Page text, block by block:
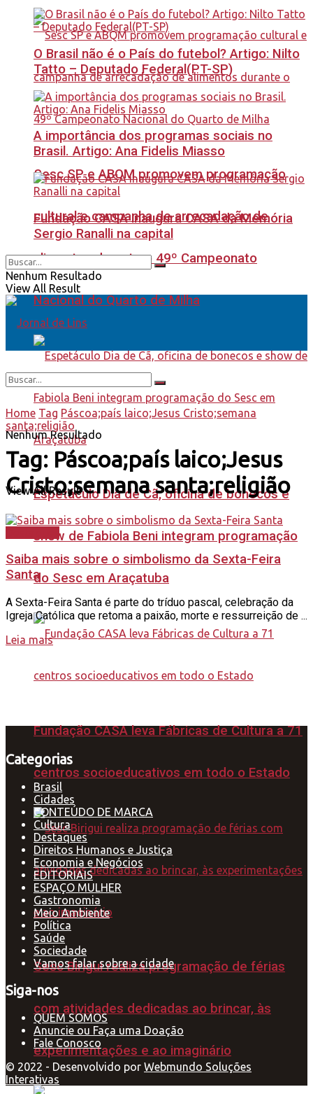
Sesc SP e ABQM promovem programação
cultural e campanha de arrecadação de
alimentos durante o 49º Campeonato
Nacional do Quarto de Milha
Espetáculo Dia de Cã, oficina de bonecos e
show de Fabiola Beni integram programação
do Sesc em Araçatuba
Fundação CASA leva Fábricas de Cultura a 71
centros socioeducativos em todo o Estado
Sesc Birigui realiza programação de férias
com atividades dedicadas ao brincar, às
experimentações e ao imaginário
O Brasil não é o País do futebol? Artigo: Nilto
Tatto – Deputado Federal(PT-SP)
A importância dos programas sociais no
Brasil. Artigo: Ana Fidelis Miasso
Fundação CASA inaugura CASA da Memória
Sergio Ranalli na capital
Nenhum Resultado
View All Result
Nenhum Resultado
View All Result
Home Tag Páscoa;país laico;Jesus Cristo;semana
santa;religião
Tag: Páscoa;país laico;Jesus
Cristo;semana santa;religião
Saiba mais sobre o simbolismo da Sexta-Feira
Santa
A Sexta-Feira Santa é parte do tríduo pascal, celebração da
Igreja Católica que retoma a paixão, morte e ressurreição de ...
Leia mais
Categorias
Brasil
Cidades
CONTEÚDO DE MARCA
Cultura
Destaques
Direitos Humanos e Justiça
Economia e Negócios
EDITORIAIS
ESPAÇO MULHER
Gastronomia
Meio Ambiente
Política
Saúde
Sociedade
Vamos falar sobre a cidade
Siga-nos
QUEM SOMOS
Anuncie ou Faça uma Doação
Fale Conosco
© 2022 - Desenvolvido por Webmundo Soluções
Interativas